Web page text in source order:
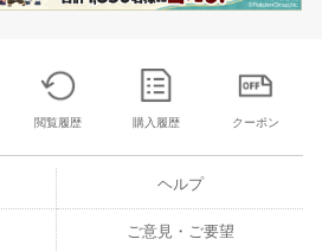
閲覧履歴 購入履歴 クーポン
ヘルプ
ご意見・ご要望